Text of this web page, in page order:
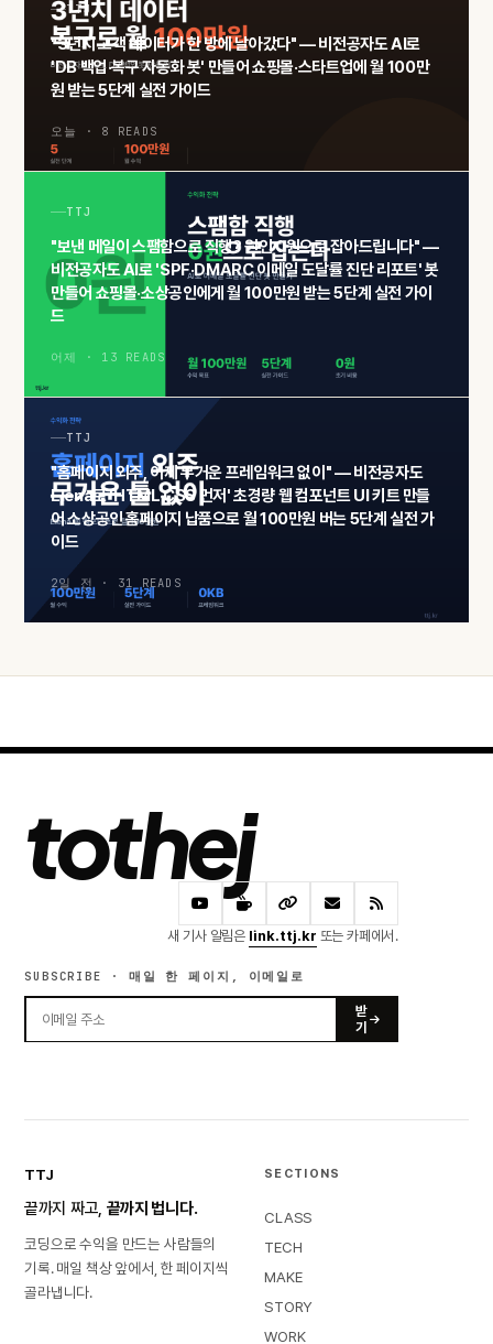
TTJ
"3년치 고객 데이터가 한 방에 날아갔다" — 비전공자도 AI로
'DB 백업·복구 자동화 봇' 만들어 쇼핑몰·스타트업에 월 100만
원 받는 5단계 실전 가이드
오늘 · 8 READS
TTJ
"보낸 메일이 스팸함으로 직행? 원인 0원으로 잡아드립니다" —
비전공자도 AI로 'SPF·DMARC 이메일 도달률 진단 리포트' 봇
만들어 쇼핑몰·소상공인에게 월 100만원 받는 5단계 실전 가이
드
어제 · 13 READS
TTJ
"홈페이지 외주, 이제 무거운 프레임워크 없이" — 비전공자도
Elena로 'HTML·CSS 먼저' 초경량 웹 컴포넌트 UI 키트 만들
어 소상공인 홈페이지 납품으로 월 100만원 버는 5단계 실전 가
이드
2일 전 · 31 READS
tothej
새 기사 알림은 link.ttj.kr 또는 카페에서.
SUBSCRIBE · 매일 한 페이지, 이메일로
받
기
TTJ
끝까지 짜고, 끝까지 법니다.
코딩으로 수익을 만드는 사람들의
기록. 매일 책상 앞에서, 한 페이지씩
골라냅니다.
SECTIONS
CLASS
TECH
MAKE
STORY
WORK